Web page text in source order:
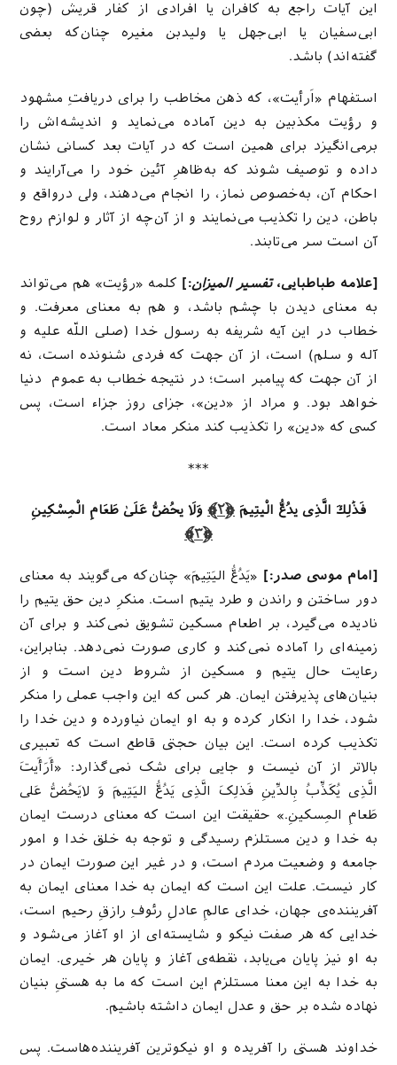
این آیات راجع به کافران یا افرادی از کفار قریش (چون
ابی‌سفیان یا ابی‌جهل یا ولیدبن مغیره چنان‌که بعضی
گفته‌اند) باشد.
استفهام «اَرأیت»، که ذهن مخاطب را برای دریافتِ مشهود
و رؤیت مکذبین به دین آماده می‌نماید و اندیشه‌اش را
برمی‌انگیزد برای همین است که در آیات بعد کسانی نشان
داده و توصیف شوند که به‌ظاهرِ آئین خود را می‌آرایند و
احکام آن، به‌خصوص نماز، را انجام می‌دهند، ولی درواقع و
باطن، دین را تکذیب می‌نمایند و از آن‌چه از آثار و لوازم روح
آن است سر می‌تابند.
[علامه طباطبایی،تفسیر المیزان:] كلمه «رؤیت» هم مى‌تواند
به معناى دیدن با چشم باشد، و هم به معناى معرفت. و
خطاب در این آیه شریفه به رسول خدا (صلى اللّه علیه و
آله و سلم) است، از آن جهت كه فردى شنونده است، نه
از آن جهت كه پیامبر است؛ در نتیجه خطاب به عموم دنیا
خواهد بود. و مراد از «دین»، جزاى روز جزاء است، پس
كسى كه «دین» را تكذیب كند منكر معاد است.
***
فَذَٰلِكَ الَّذِی یدُعُّ الْیتِیمَ ﴿٢﴾
وَلَا یحُضُّ عَلَىٰ طَعَامِ الْمِسْكِینِ
﴿٣﴾
[امام موسی صدر:] «یَدُعُّ الیَتِیمَ» چنان‌که می‌گویند به معنای
دور ساختن و راندن و طرد یتیم است. منکرِ دین حق یتیم را
نادیده می‌گیرد، بر اطعام مسکین تشویق نمی‌کند و برای آن
زمینه‌ای را آماده نمی‌کند و کاری صورت نمی‌دهد. بنابراین،
رعایت حال یتیم و مسکین از شروط دین است و از
بنیان‌های پذیرفتن ایمان. هر کس که این واجب عملی را منکر
شود، خدا را انکار کرده و به او ایمان نیاورده و دین خدا را
تکذیب کرده است. این بیان حجتی قاطع است که تعبیری
بالاتر از آن نیست و جایی برای شک نمی‌گذارد: «أَرَأَیتَ
الَّذِی یُکَذِّبُ بِالدِّینِ فَذلِکَ الَّذِی یَدُعُّ الیَتِیمَ وَ لایَحُضُّ عَلی
طَعامِ المِسکینِ.» حقیقت این است که معنای درست ایمان
به خدا و دین مستلزم رسیدگی و توجه به خلق خدا و امور
جامعه و وضعیت مردم است، و در غیر این صورت ایمان در
کار نیست. علت این است که ایمان به خدا معنای ایمان به
آفریننده‌ی جهان، خدای عالمِ عادلِ رئوفِ رازقِ رحیم است،
خدایی که هر صفت نیکو و شایسته‌ای از او آغاز می‌شود و
به او نیز پایان می‌یابد، نقطه‌ی آغاز و پایان هر خیری. ایمان
به خدا به این معنا مستلزم این است که ما به هستیِ بنیان
نهاده شده بر حق و عدل ایمان داشته باشیم.
خداوند هستی را آفریده و او نیکوترین آفریننده‌هاست. پس